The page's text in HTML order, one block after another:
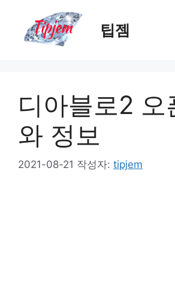
팁젬
디아블로2 오
와 정보
2021-08-21 작성자: tipjem